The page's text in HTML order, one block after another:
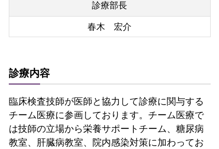
診療部長
春木 宏介
診療内容
臨床検査技師が医師と協力して診療に関与する
チーム医療に参画しております。チーム医療で
は技師の立場から栄養サポートチーム、糖尿病
教室、肝臓病教室、院内感染対策に加わってお